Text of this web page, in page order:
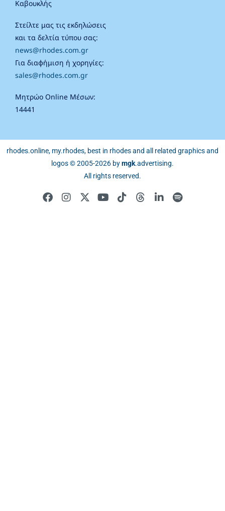
Καβουκλής
Στείλτε μας τις εκδηλώσεις
και τα δελτία τύπου σας:
news@rhodes.com.gr
Για διαφήμιση ή χορηγίες:
sales@rhodes.com.gr
Μητρώο Online Μέσων:
14441
rhodes.online, my.rhodes, best in rhodes and all related graphics and
logos © 2005-2026 bymgk.advertising.
All rights reserved.